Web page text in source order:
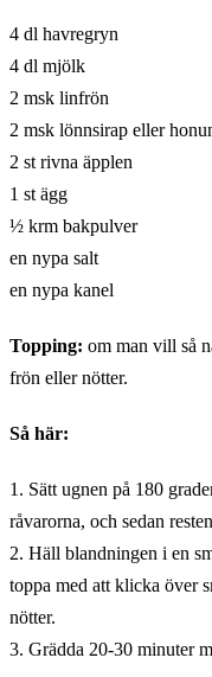
4 dl havregryn
4 dl mjölk
2 msk linfrön
2 msk lönnsirap eller
2 st rivna äpplen
1 st ägg
½ krm bakpulver
en nypa salt
en nypa kanel
Topping: om man vill så
frön eller nötter.
Så här:
1. Sätt ugnen på 180
råvarorna, och sedan
2. Häll blandningen i en
toppa med att klicka över
nötter.
3. Grädda 20-30 minuter